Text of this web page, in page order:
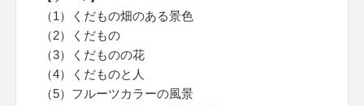
（1）くだもの畑のある景色
（2）くだもの
（3）くだものの花
（4）くだものと人
（5）フルーツカラーの風景